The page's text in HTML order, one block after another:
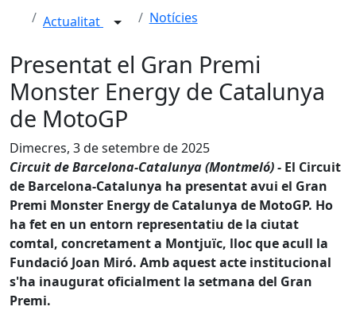
Actualitat Notícies
Presentat el Gran Premi
Monster Energy de Catalunya
de MotoGP
Dimecres, 3 de setembre de 2025
Circuit de Barcelona-Catalunya (Montmeló) - El Circuit
de Barcelona-Catalunya ha presentat avui el Gran
Premi Monster Energy de Catalunya de MotoGP. Ho
ha fet en un entorn representatiu de la ciutat
comtal, concretament a Montjuïc, lloc que acull la
Fundació Joan Miró. Amb aquest acte institucional
s'ha inaugurat oficialment la setmana del Gran
Premi.